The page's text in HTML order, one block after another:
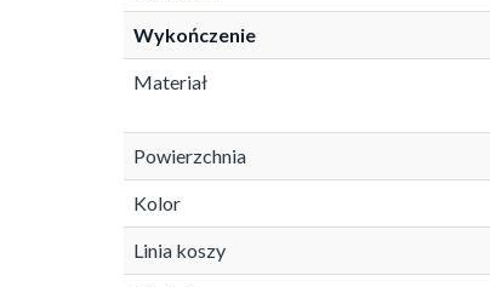
Wykończenie
Materiał
Powierzchnia
Kolor
Linia koszy